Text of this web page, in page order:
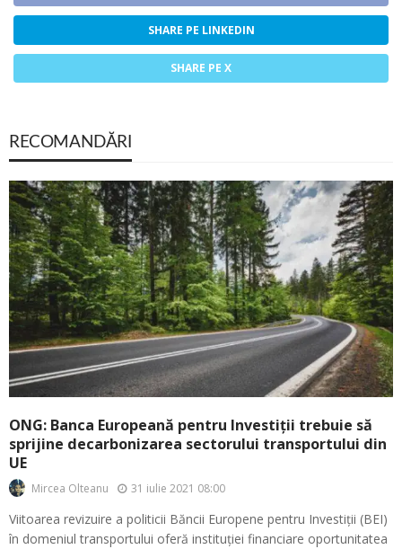
SHARE PE LINKEDIN
SHARE PE X
RECOMANDĂRI
ONG: Banca Europeană pentru Investiții trebuie să
sprijine decarbonizarea sectorului transportului din
UE
Mircea Olteanu 31 iulie 2021 08:00
Viitoarea revizuire a politicii Băncii Europene pentru Investiții (BEI)
în domeniul transportului oferă instituției financiare oportunitatea